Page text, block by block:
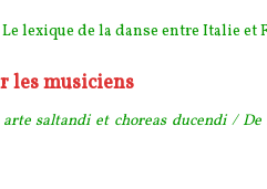
Le lexique de la danse entre Italie et
les musiciens
arte saltandi et choreas ducendi /